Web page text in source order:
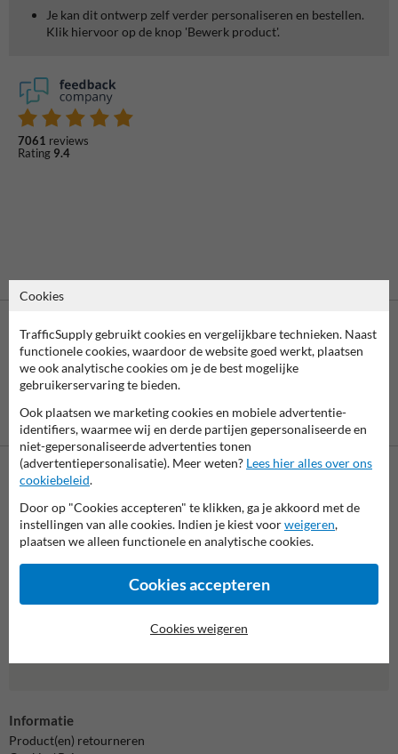
Je kan dit ontwerp zelf verder personaliseren en bestellen.
Klik hiervoor op de knop 'Bewerk product'.
7061 reviews
Rating 9.4
Vooruitbetaling
per bank
Betaling achteraf
is mogelijk
Wij zijn op werkdagen (van 8.00 tot 17.00) te bereiken op 011
495 473.
Vragen? Stuur een e-mail naarinfo@trafficsupply.beof vul het
formulier in en we reageren zo spoedig mogelijk.
info@trafficsupply.be
Informatie
Product(en) retourneren
Cookies
TrafficSupply gebruikt cookies en vergelijkbare technieken. Naast
functionele cookies, waardoor de website goed werkt, plaatsen
we ook analytische cookies om je de best mogelijke
gebruikerservaring te bieden.
Ook plaatsen we marketing cookies en mobiele advertentie-
identifiers, waarmee wij en derde partijen gepersonaliseerde en
niet-gepersonaliseerde advertenties tonen
(advertentiepersonalisatie). Meer weten? Lees hier alles over ons
cookiebeleid.
Door op "Cookies accepteren" te klikken, ga je akkoord met de
instellingen van alle cookies. Indien je kiest voorweigeren,
plaatsen we alleen functionele en analytische cookies.
Cookies accepteren
Cookies weigeren